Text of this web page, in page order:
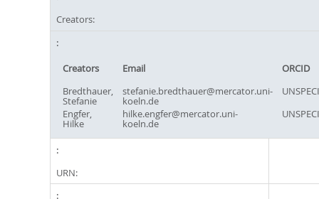
Creators:
Creators Email
ORCID
Bredthauer,
Stefanie
stefanie.bredthauer@mercator.uni-
koeln.de
Engfer,
Hilke
hilke.engfer@mercator.uni-
koeln.de
URN: